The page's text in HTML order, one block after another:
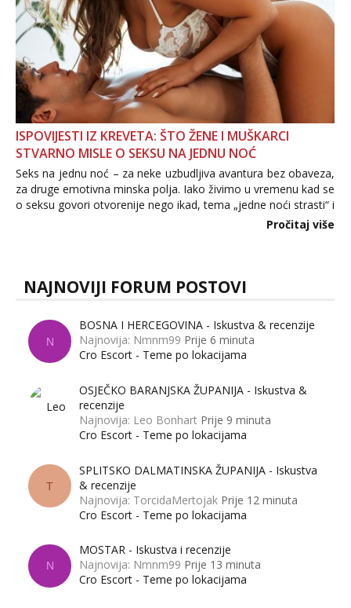
ISPOVIJESTI IZ KREVETA: ŠTO ŽENE I MUŠKARCI
STVARNO MISLE O SEKSU NA JEDNU NOĆ
Seks na jednu noć – za neke uzbudljiva avantura bez obaveza,
za druge emotivna minska polja. Iako živimo u vremenu kad se
o seksu govori otvorenije nego ikad, tema „jedne noći strasti“ i
dalje izaziva burne rasprave. Što zapravo misle žene, a što
Pročitaj više
NAJNOVIJI FORUM POSTOVI
N
BOSNA I HERCEGOVINA - Iskustva & recenzije
Najnovija: Nmnm99 Prije 6 minuta
Cro Escort - Teme po lokacijama
OSJEČKO BARANJSKA ŽUPANIJA - Iskustva &
recenzije
Najnovija: Leo Bonhart Prije 9 minuta
Cro Escort - Teme po lokacijama
T
SPLITSKO DALMATINSKA ŽUPANIJA - Iskustva
& recenzije
Najnovija: TorcidaMertojak Prije 12 minuta
Cro Escort - Teme po lokacijama
N
MOSTAR - Iskustva i recenzije
Najnovija: Nmnm99 Prije 13 minuta
Cro Escort - Teme po lokacijama